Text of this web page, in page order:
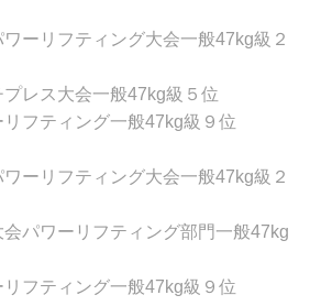
ーリフティング大会一般47kg級２
レス大会一般47kg級５位
フティング一般47kg級９位
ーリフティング大会一般47kg級２
パワーリフティング部門一般47kg
フティング一般47kg級９位